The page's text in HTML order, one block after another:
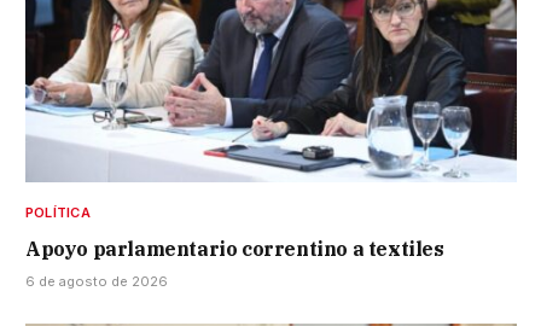
POLÍTICA
Apoyo parlamentario correntino a textiles
6 de agosto de 2026